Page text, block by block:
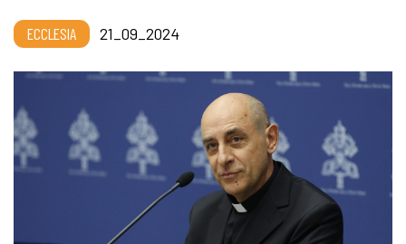
ECCLESIA 21_09_2024